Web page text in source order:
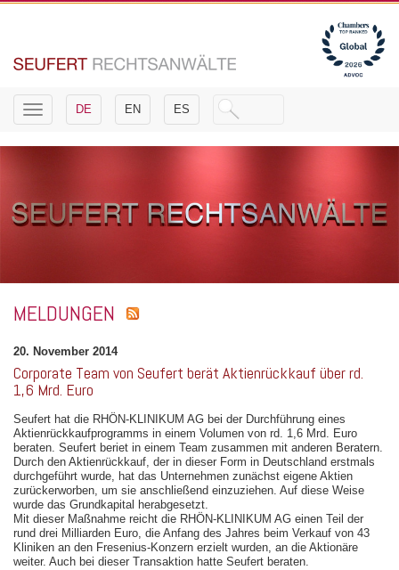
Toggle
navigation
DE EN ES
MELDUNGEN
20. November 2014
Corporate Team von Seufert berät Aktienrückkauf über rd.
1,6 Mrd. Euro
Seufert hat die RHÖN-KLINIKUM AG bei der Durchführung eines
Aktienrückkaufprogramms in einem Volumen von rd. 1,6 Mrd. Euro
beraten. Seufert beriet in einem Team zusammen mit anderen Beratern.
Durch den Aktienrückkauf, der in dieser Form in Deutschland erstmals
durchgeführt wurde, hat das Unternehmen zunächst eigene Aktien
zurückerworben, um sie anschließend einzuziehen. Auf diese Weise
wurde das Grundkapital herabgesetzt.
Mit dieser Maßnahme reicht die RHÖN-KLINIKUM AG einen Teil der
rund drei Milliarden Euro, die Anfang des Jahres beim Verkauf von 43
Kliniken an den Fresenius-Konzern erzielt wurden, an die Aktionäre
weiter. Auch bei dieser Transaktion hatte Seufert beraten.